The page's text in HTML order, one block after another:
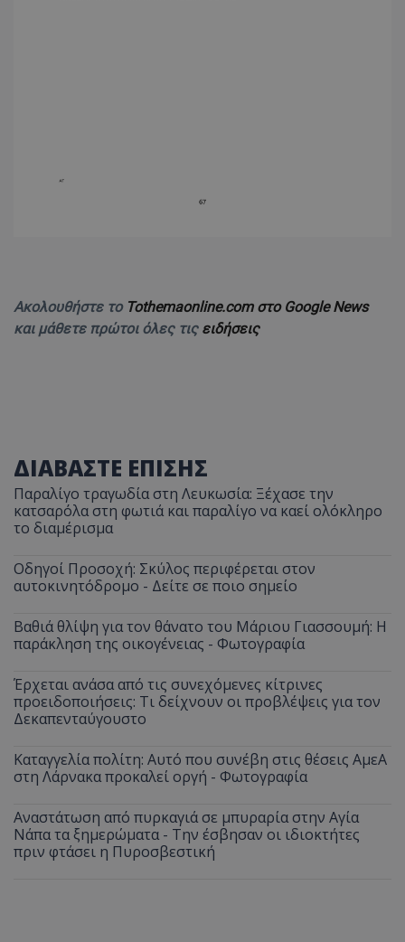
Ακολουθήστε το Tothemaonline.com στο Google News
και μάθετε πρώτοι όλες τις ειδήσεις
ΔΙΑΒΑΣΤΕ ΕΠΙΣΗΣ
Παραλίγο τραγωδία στη Λευκωσία: Ξέχασε την
κατσαρόλα στη φωτιά και παραλίγο να καεί ολόκληρο
το διαμέρισμα
Οδηγοί Προσοχή: Σκύλος περιφέρεται στον
αυτοκινητόδρομο - Δείτε σε ποιο σημείο
Βαθιά θλίψη για τον θάνατο του Μάριου Γιασσουμή: Η
παράκληση της οικογένειας - Φωτογραφία
Έρχεται ανάσα από τις συνεχόμενες κίτρινες
προειδοποιήσεις: Τι δείχνουν οι προβλέψεις για τον
Δεκαπενταύγουστο
Καταγγελία πολίτη: Αυτό που συνέβη στις θέσεις ΑμεΑ
στη Λάρνακα προκαλεί οργή - Φωτογραφία
Αναστάτωση από πυρκαγιά σε μπυραρία στην Αγία
Νάπα τα ξημερώματα - Την έσβησαν οι ιδιοκτήτες
πριν φτάσει η Πυροσβεστική
__cf_bm
Cloudflare Inc.
.onesignal.com